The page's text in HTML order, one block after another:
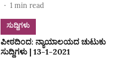
1 min read
ಸುದ್ದಿಗಳು
ಪೀಠದಿಂದ: ನ್ಯಾಯಾಲಯದ ಚುಟುಕು
ಸುದ್ದಿಗಳು | 13-1-2021